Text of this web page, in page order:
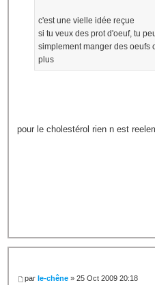
c'est une vielle idée reçue
si tu veux des prot d'oeuf, tu
simplement manger des oeufs
plus
pour le cholestérol rien n est
parle-chêne » 25 Oct 2009 20:18